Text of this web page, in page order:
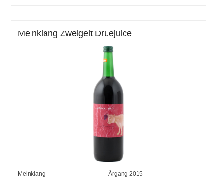
Meinklang Zweigelt Druejuice
Meinklang Årgang 2015